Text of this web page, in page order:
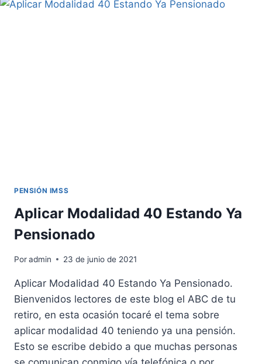
PENSIÓN IMSS
Aplicar Modalidad 40 Estando Ya
Pensionado
Poradmin 23 de junio de 2021
Aplicar Modalidad 40 Estando Ya Pensionado.
Bienvenidos lectores de este blog el ABC de tu
retiro, en esta ocasión tocaré el tema sobre
aplicar modalidad 40 teniendo ya una pensión.
Esto se escribe debido a que muchas personas